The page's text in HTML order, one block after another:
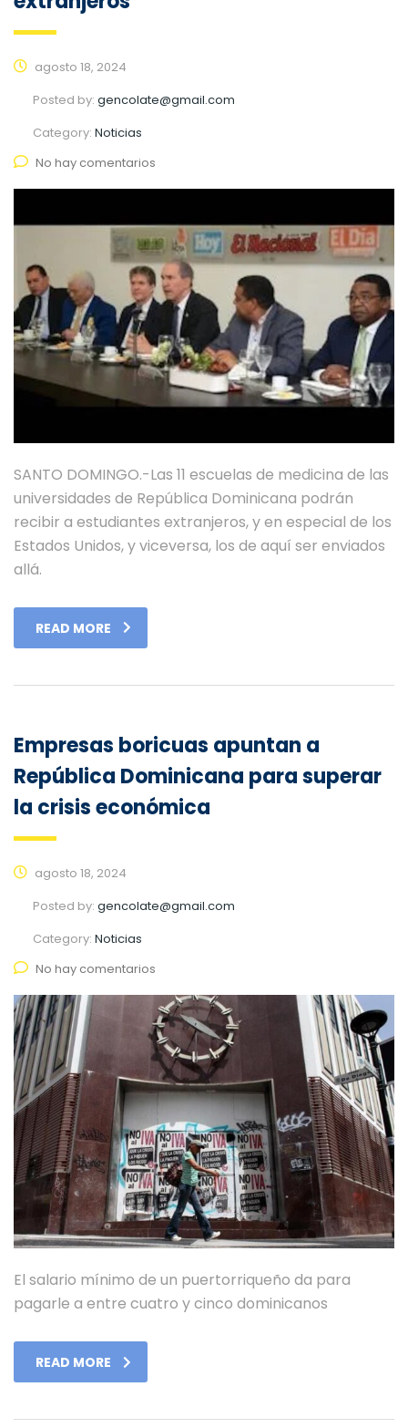
agosto 18, 2024
Posted by: gencolate@gmail.com
Category: Noticias
No hay comentarios
SANTO DOMINGO.-Las 11 escuelas de medicina de las
universidades de República Dominicana podrán
recibir a estudiantes extranjeros, y en especial de los
Estados Unidos, y viceversa, los de aquí ser enviados
allá.
READ MORE
Empresas boricuas apuntan a
República Dominicana para superar
la crisis económica
agosto 18, 2024
Posted by: gencolate@gmail.com
Category: Noticias
No hay comentarios
El salario mínimo de un puertorriqueño da para
pagarle a entre cuatro y cinco dominicanos
READ MORE